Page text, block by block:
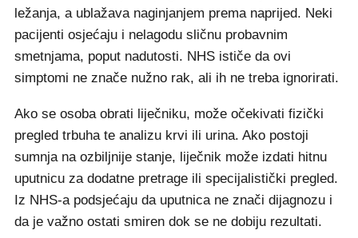
ležanja, a ublažava naginjanjem prema naprijed. Neki
pacijenti osjećaju i nelagodu sličnu probavnim
smetnjama, poput nadutosti. NHS ističe da ovi
simptomi ne znače nužno rak, ali ih ne treba ignorirati.
Ako se osoba obrati liječniku, može očekivati fizički
pregled trbuha te analizu krvi ili urina. Ako postoji
sumnja na ozbiljnije stanje, liječnik može izdati hitnu
uputnicu za dodatne pretrage ili specijalistički pregled.
Iz NHS-a podsjećaju da uputnica ne znači dijagnozu i
da je važno ostati smiren dok se ne dobiju rezultati.